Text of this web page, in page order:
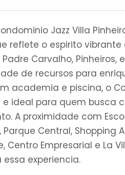
Jazz Villa
reflete o espirito vibrante
Carvalho, Pinheiros,
de recursos para
academia e piscina, o
e ideal para quem busca
A proximidade com
Central, Shopping
Centro Empresarial e La
experiencia.